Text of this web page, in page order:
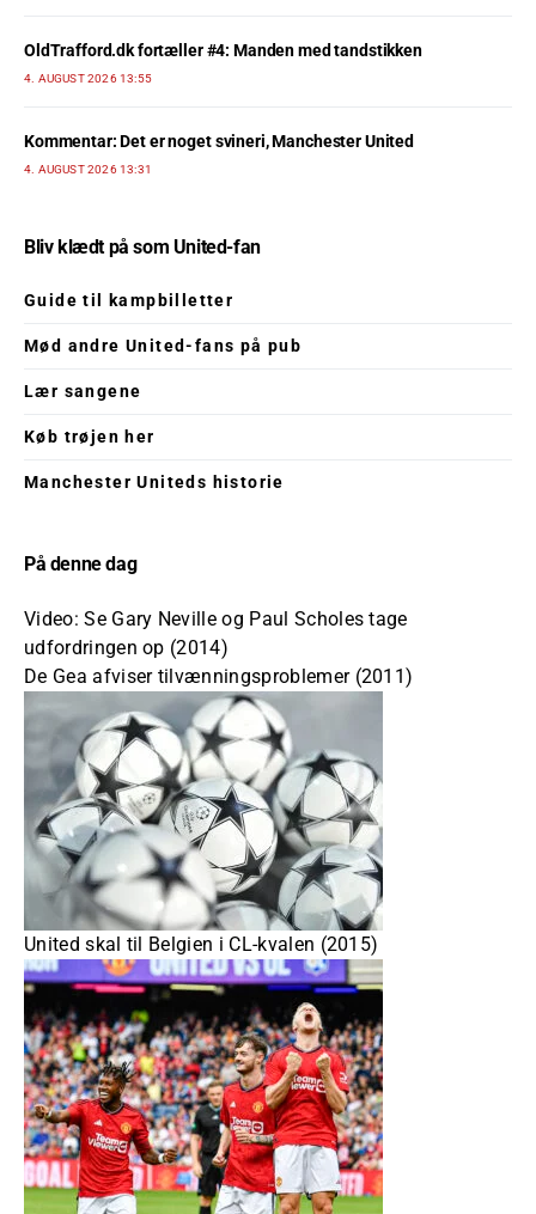
OldTrafford.dk fortæller #4: Manden med tandstikken
4. AUGUST 2026 13:55
Kommentar: Det er noget svineri, Manchester United
4. AUGUST 2026 13:31
Bliv klædt på som United-fan
Guide til kampbilletter
Mød andre United-fans på pub
Lær sangene
Køb trøjen her
Manchester Uniteds historie
På denne dag
Video: Se Gary Neville og Paul Scholes tage
udfordringen op (2014)
De Gea afviser tilvænningsproblemer (2011)
United skal til Belgien i CL-kvalen (2015)